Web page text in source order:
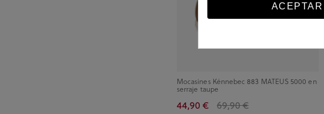
Mocasines Kénnebec 883 MATEUS 5000 en
serraje taupe
44,90 € 69,90 €
ACEPTAR